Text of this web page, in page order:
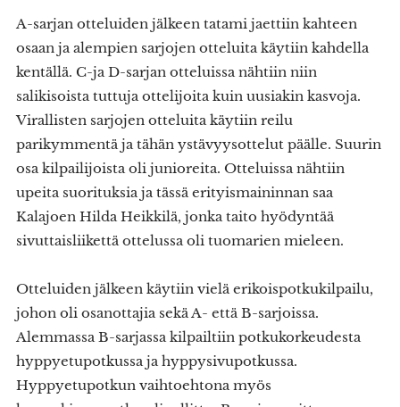
A-sarjan otteluiden jälkeen tatami jaettiin kahteen
osaan ja alempien sarjojen otteluita käytiin kahdella
kentällä. C-ja D-sarjan otteluissa nähtiin niin
salikisoista tuttuja ottelijoita kuin uusiakin kasvoja.
Virallisten sarjojen otteluita käytiin reilu
parikymmentä ja tähän ystävyysottelut päälle. Suurin
osa kilpailijoista oli junioreita. Otteluissa nähtiin
upeita suorituksia ja tässä erityismaininnan saa
Kalajoen Hilda Heikkilä, jonka taito hyödyntää
sivuttaisliikettä ottelussa oli tuomarien mieleen.
Otteluiden jälkeen käytiin vielä erikoispotkukilpailu,
johon oli osanottajia sekä A- että B-sarjoissa.
Alemmassa B-sarjassa kilpailtiin potkukorkeudesta
hyppyetupotkussa ja hyppysivupotkussa.
Hyppyetupotkun vaihtoehtona myös